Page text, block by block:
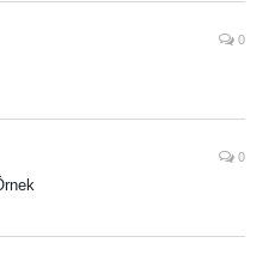
0
0